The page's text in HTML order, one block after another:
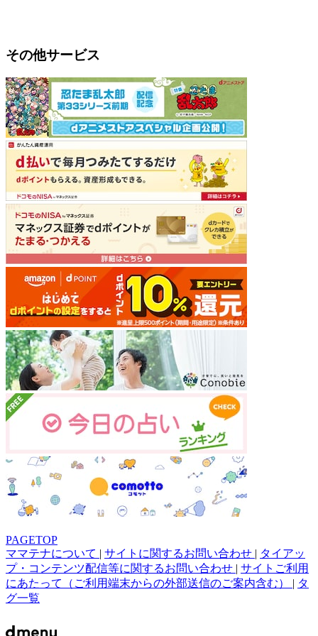
その他サービス
PAGETOP
ママテナについて | サイトに関するお問い合わせ | タイアッ
プ・コンテンツ配信等に関するお問い合わせ | サイトご利用
にあたって（ご利用端末からの外部送信のご案内含む） | タ
グ一覧